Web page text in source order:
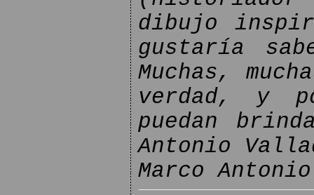
dibujo
gustaría
Muchas,
verdad, y
puedan
Antonio
Marco